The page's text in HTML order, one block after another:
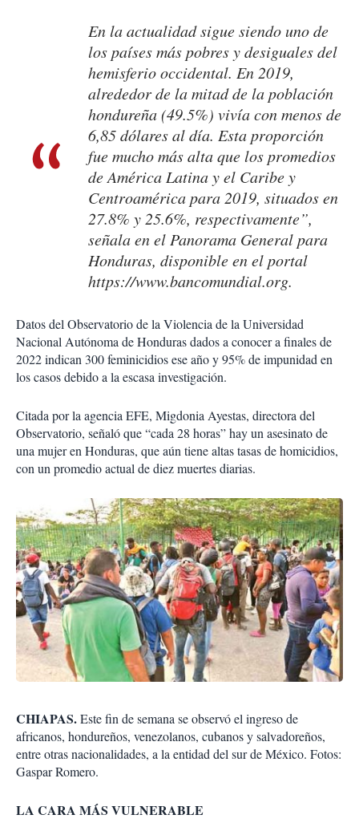
En la actualidad sigue siendo uno de
los países más pobres y desiguales del
hemisferio occidental. En 2019,
alrededor de la mitad de la población
hondureña (49.5%) vivía con menos de
6,85 dólares al día. Esta proporción
fue mucho más alta que los promedios
de América Latina y el Caribe y
Centroamérica para 2019, situados en
27.8% y 25.6%, respectivamente”,
señala en el Panorama General para
Honduras, disponible en el portal
https://www.bancomundial.org.
Datos del Observatorio de la Violencia de la Universidad
Nacional Autónoma de Honduras dados a conocer a finales de
2022 indican 300 feminicidios ese año y 95% de impunidad en
los casos debido a la escasa investigación.
Citada por la agencia EFE, Migdonia Ayestas, directora del
Observatorio, señaló que “cada 28 horas” hay un asesinato de
una mujer en Honduras, que aún tiene altas tasas de homicidios,
con un promedio actual de diez muertes diarias.
CHIAPAS.Este fin de semana se observó el ingreso de
africanos, hondureños, venezolanos, cubanos y salvadoreños,
entre otras nacionalidades, a la entidad del sur de México. Fotos:
Gaspar Romero.
LA CARA MÁS VULNERABLE